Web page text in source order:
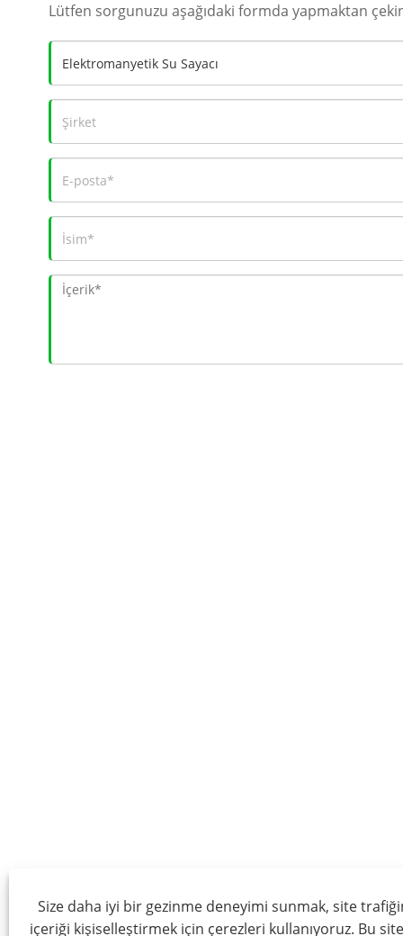
Lütfen sorgunuzu aşağıdaki formda yapmaktan
Size daha iyi bir gezinme deneyimi sunmak, site
içeriği kişiselleştirmek için çerezleri kullanıyoruz. Bu